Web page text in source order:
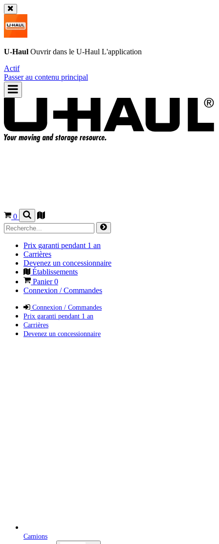
U-Haul Ouvrir dans le U-Haul L'application
Actif
Passer au contenu principal
0
Prix garanti pendant 1 an
Carrières
Devenez un concessionnaire
Établissements
Panier0
Connexion / Commandes
Connexion / Commandes
Prix garanti pendant 1 an
Carrières
Devenez un concessionnaire
Camions